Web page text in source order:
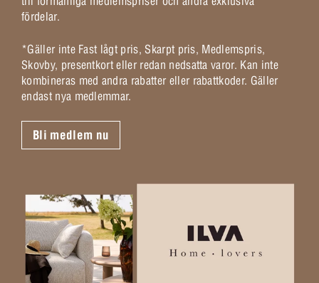
fördelar.
*Gäller inte Fast lågt pris, Skarpt pris, Medlemspris,
Skovby, presentkort eller redan nedsatta varor. Kan inte
kombineras med andra rabatter eller rabattkoder. Gäller
endast nya medlemmar.
Bli medlem nu